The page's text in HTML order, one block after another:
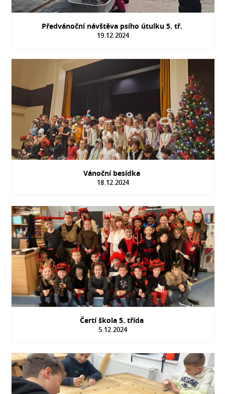
Předvánoční návštěva psího útulku 5. tř.
19.12.2024
Vánoční besídka
18.12.2024
Čertí škola 5. třída
5.12.2024